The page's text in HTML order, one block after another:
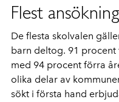
Flest
De flesta skolvalen
barn deltog. 91
med 94 procent förra
olika delar av
sökt i första hand